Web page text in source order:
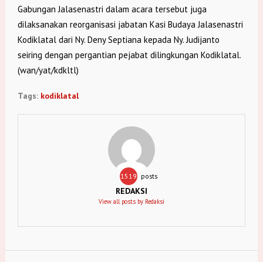
Gabungan Jalasenastri dalam acara tersebut juga
dilaksanakan reorganisasi jabatan Kasi Budaya Jalasenastri
Kodiklatal dari Ny. Deny Septiana kepada Ny. Judijanto
seiring dengan pergantian pejabat dilingkungan Kodiklatal.
(wan/yat/kdkltl)
Tags: kodiklatal
1519 posts
REDAKSI
View all posts by Redaksi